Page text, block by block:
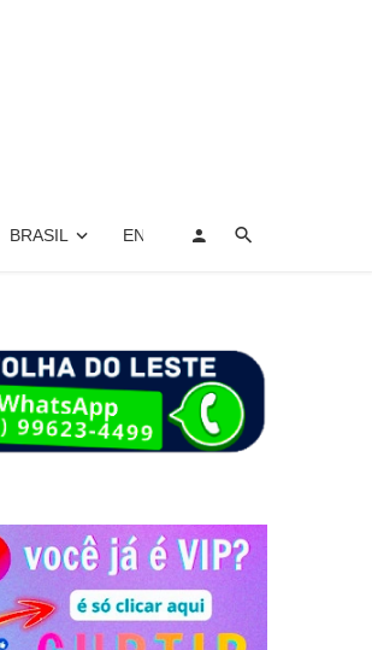
BRASIL ENTRETENIMENTO, ARTES E